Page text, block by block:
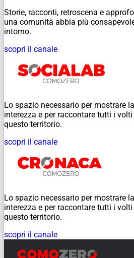
Storie, racconti, retroscena e
una comunità abbia più
intorno.
scopri il canale
Lo spazio necessario per mostrare
interezza e per raccontare tutti i
questo territorio.
scopri il canale
Lo spazio necessario per mostrare
interezza e per raccontare tutti i
questo territorio.
scopri il canale